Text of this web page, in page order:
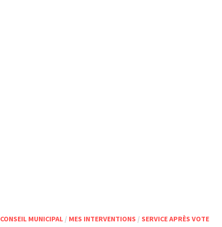
CONSEIL MUNICIPAL/ MES INTERVENTIONS / SERVICE APRÈS VOTE